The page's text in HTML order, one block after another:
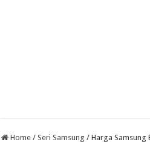
Home / Seri Samsung / Harga Samsung